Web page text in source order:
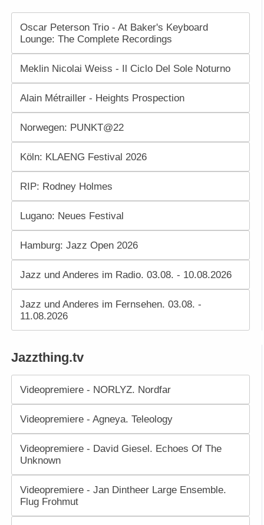
Oscar Peterson Trio - At Baker's Keyboard
Lounge: The Complete Recordings
Meklin Nicolai Weiss - Il Ciclo Del Sole Noturno
Alain Métrailler - Heights Prospection
Norwegen: PUNKT@22
Köln: KLAENG Festival 2026
RIP: Rodney Holmes
Lugano: Neues Festival
Hamburg: Jazz Open 2026
Jazz und Anderes im Radio. 03.08. - 10.08.2026
Jazz und Anderes im Fernsehen. 03.08. -
11.08.2026
Jazzthing.tv
Videopremiere - NORLYZ. Nordfar
Videopremiere - Agneya. Teleology
Videopremiere - David Giesel. Echoes Of The
Unknown
Videopremiere - Jan Dintheer Large Ensemble.
Flug Frohmut